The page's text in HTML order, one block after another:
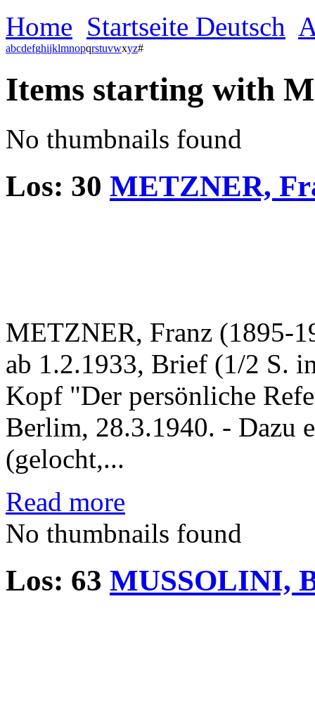
Home Startseite Deutsch
abcdefghijklmnopqrstuvwxyz#
Items starting with M
No thumbnails found
Los: 30 METZNER,
METZNER, Franz (1895-
ab 1.2.1933, Brief (1/2 S.
Kopf "Der persönliche
Berlim, 28.3.1940. - Dazu
(gelocht,...
Read more
No thumbnails found
Los: 63 MUSSOLINI,